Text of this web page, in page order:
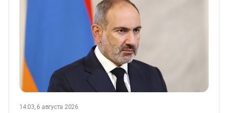
14:03, 6 августа 2026